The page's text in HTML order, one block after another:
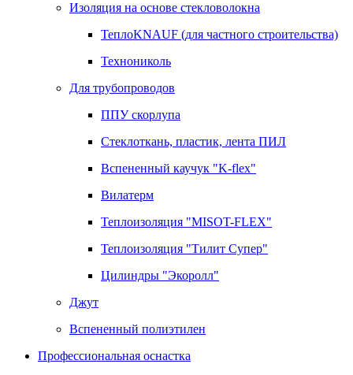
Изоляция на основе стекловолокна
ТеплоKNAUF (для частного строительства)
Технониколь
Для трубопроводов
ППУ скорлупа
Стеклоткань, пластик, лента ПИЛ
Вспененный каучук "K-flex"
Вилатерм
Теплоизоляция "MISOT-FLEX"
Теплоизоляция "Тилит Супер"
Цилиндры "Экоролл"
Джут
Вспененный полиэтилен
Профессиональная оснастка